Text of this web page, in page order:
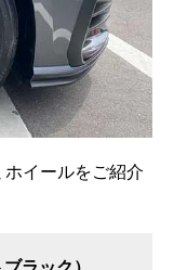
イールをご紹介